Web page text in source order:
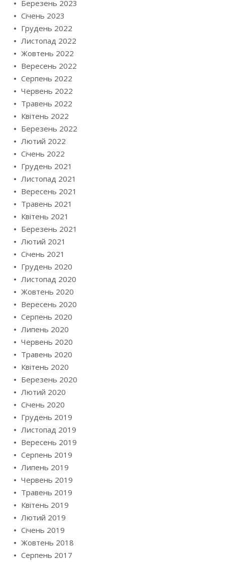
Березень 2023
Січень 2023
Грудень 2022
Листопад 2022
Жовтень 2022
Вересень 2022
Серпень 2022
Червень 2022
Травень 2022
Квітень 2022
Березень 2022
Лютий 2022
Січень 2022
Грудень 2021
Листопад 2021
Вересень 2021
Травень 2021
Квітень 2021
Березень 2021
Лютий 2021
Січень 2021
Грудень 2020
Листопад 2020
Жовтень 2020
Вересень 2020
Серпень 2020
Липень 2020
Червень 2020
Травень 2020
Квітень 2020
Березень 2020
Лютий 2020
Січень 2020
Грудень 2019
Листопад 2019
Вересень 2019
Серпень 2019
Липень 2019
Червень 2019
Травень 2019
Квітень 2019
Лютий 2019
Січень 2019
Жовтень 2018
Серпень 2017